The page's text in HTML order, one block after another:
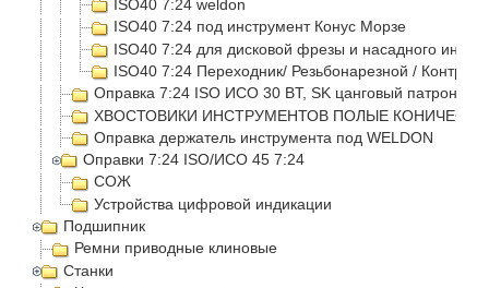
ISO40 7:24 weldon
ISO40 7:24 под инструмент Конус Морзе
ISO40 7:24 для дисковой фрезы и насадного
ISO40 7:24 Переходник/ Резьбонарезной /
Оправка 7:24 ISO ИСО 30 BT, SK цанговый патрон
ХВОСТОВИКИ ИНСТРУМЕНТОВ ПОЛЫЕ
Оправка держатель инструмента под WELDON
Оправки 7:24 ISO/ИСО 45 7:24
СОЖ
Устройства цифровой индикации
Подшипник
Ремни приводные клиновые
Станки